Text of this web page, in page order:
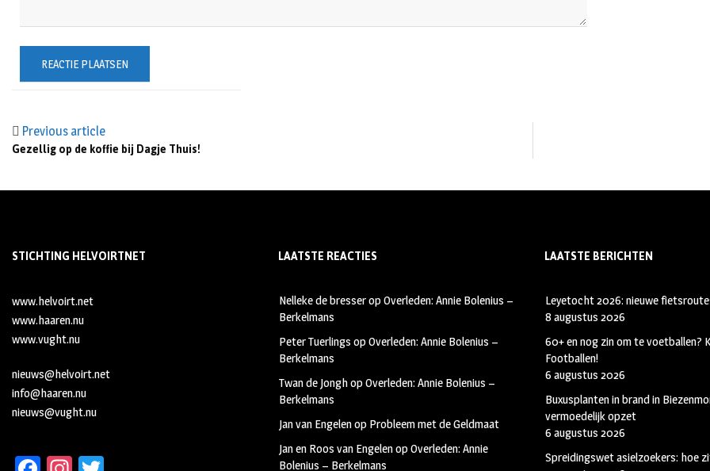
Previous article
Gezellig op de koffie bij Dagje Thuis!
STICHTING HELVOIRTNET
www.helvoirt.net
www.haaren.nu
www.vught.nu
nieuws@helvoirt.net
info@haaren.nu
nieuws@vught.nu
LAATSTE REACTIES
Nelleke de bresseropOverleden: Annie Bolenius –
Berkelmans
Peter Tuerlings opOverleden: Annie Bolenius –
Berkelmans
Twan de JonghopOverleden: Annie Bolenius –
Berkelmans
Jan van Engelenop Probleem met de Geldmaat
Jan en Roos van EngelenopOverleden: Annie
Bolenius – Berkelmans
LAATSTE BERICHTEN
Leyetocht 2026: nieuwe
8 augustus 2026
60+ en nog zin om te voetballen?
Footballen!
6 augustus 2026
Buxusplanten in brand in
vermoedelijk opzet
6 augustus 2026
Spreidingswet asielzoekers: hoe